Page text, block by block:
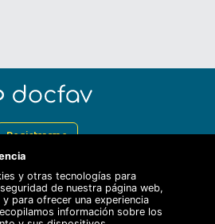
Registrarme
y otras tecnologías para
de nuestra página web,
para ofrecer una experiencia
información sobre los